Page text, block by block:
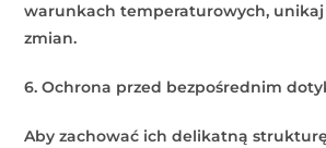
warunkach temperaturowych,
zmian.
6. Ochrona przed bezpośrednim
Aby zachować ich delikatną